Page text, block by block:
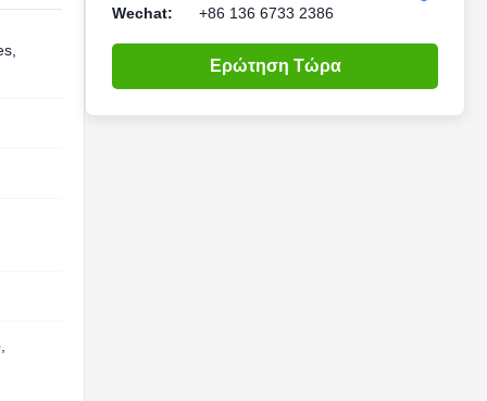
Wechat:
+86 136 6733 2386
Ερώτηση Τώρα